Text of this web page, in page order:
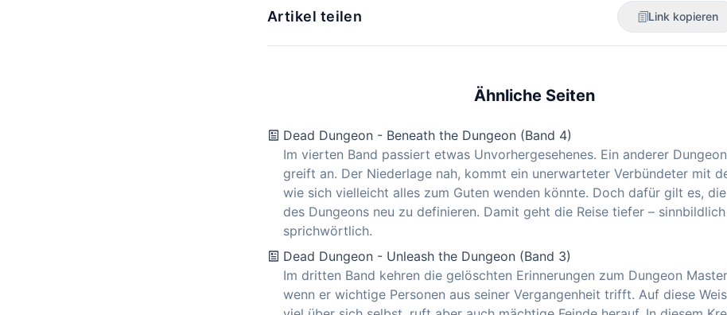
Artikel teilen Link kopieren
Ähnliche Seiten
Dead Dungeon - Beneath the Dungeon (Band 4)
Im vierten Band passiert etwas Unvorhergesehenes. Ein anderer
greift an. Der Niederlage nah, kommt ein unerwarteter Verbündeter mit
wie sich vielleicht alles zum Guten wenden könnte. Doch dafür gilt es,
des Dungeons neu zu definieren. Damit geht die Reise tiefer –
sprichwörtlich.
Dead Dungeon - Unleash the Dungeon (Band 3)
Im dritten Band kehren die gelöschten Erinnerungen zum Dungeon
wenn er wichtige Personen aus seiner Vergangenheit trifft. Auf diese